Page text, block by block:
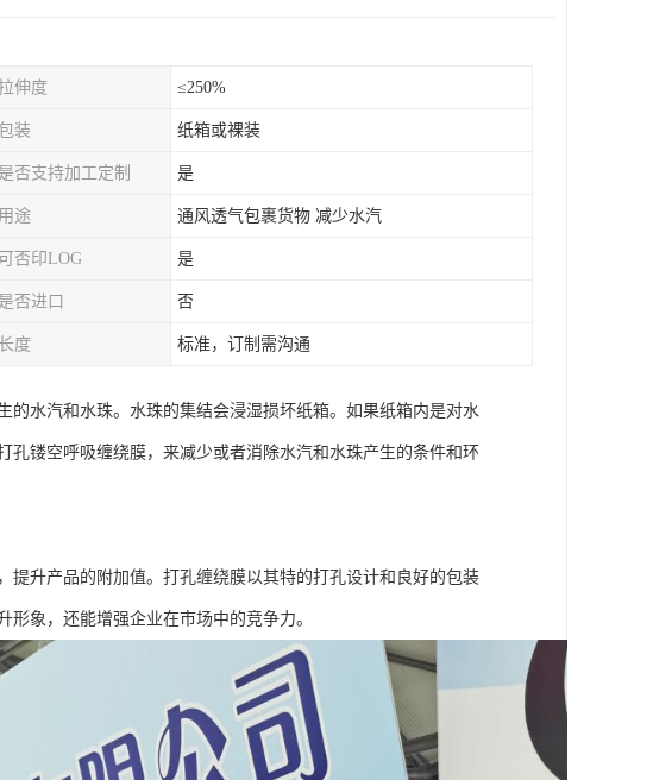
伸度 ≤250%
装 纸箱或裸装
是否支持加工定制 是
用途 通风透气包裹货物 减少水汽
可否印LOG 是
是否进口 否
长度 标准，订制需沟通
水汽和水珠。水珠的集结会浸湿损坏纸箱。如果纸箱内是对水
镂空呼吸缠绕膜，来减少或者消除水汽和水珠产生的条件和环
升产品的附加值。打孔缠绕膜以其特的打孔设计和良好的包装
象，还能增强企业在市场中的竞争力。